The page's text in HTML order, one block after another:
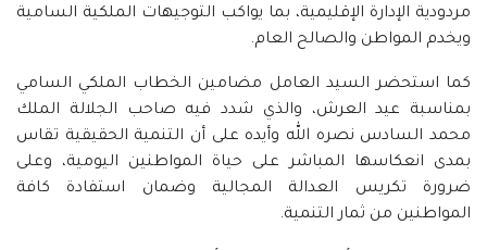
مردودية الإدارة الإقليمية، بما يواكب التوجيهات الملكية السامية
ويخدم المواطن والصالح العام.
كما استحضر السيد العامل مضامين الخطاب الملكي السامي
بمناسبة عيد العرش، والذي شدد فيه صاحب الجلالة الملك
محمد السادس نصره الله وأيده على أن التنمية الحقيقية تقاس
بمدى انعكاسها المباشر على حياة المواطنين اليومية، وعلى
ضرورة تكريس العدالة المجالية وضمان استفادة كافة
المواطنين من ثمار التنمية.